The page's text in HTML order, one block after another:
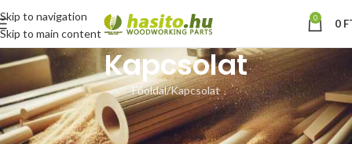
Skip to navigation
Skip to main content
0 0
Kapcsolat
Főoldal Kapcsolat
Hoffmann Zsolt e.v.
Cím: 7936 Szentlászló, Kossuth u. 10/A.